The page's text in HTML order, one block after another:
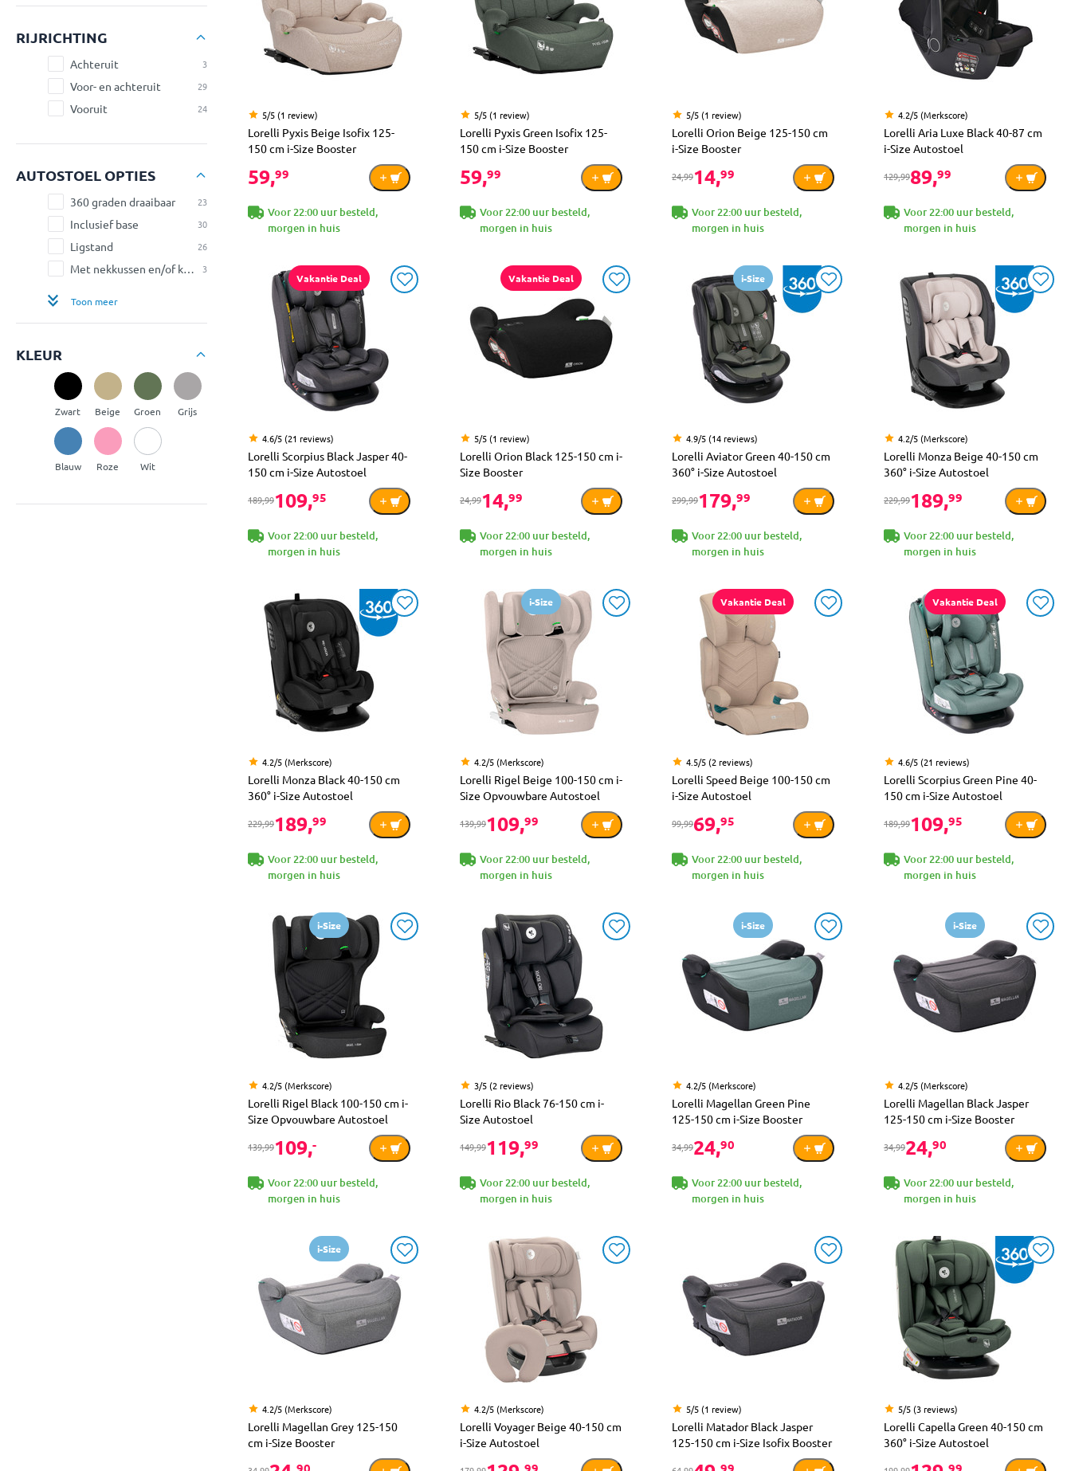
RIJRICHTING
Achteruit 3
Voor- en achteruit 29
Vooruit 24
AUTOSTOEL OPTIES
360 graden draaibaar 23
Inclusief base 30
Ligstand 26
3
Toon meer
KLEUR
Zwart Beige Groen Grijs
Blauw Roze Wit
5/5 (1 review)
Lorelli Pyxis Beige Isofix 125-
150 cm i-Size Booster
59,99
Voor 22:00 uur besteld,
morgen in huis
5/5 (1 review)
Lorelli Pyxis Green Isofix 125-
150 cm i-Size Booster
59,99
Voor 22:00 uur besteld,
morgen in huis
5/5 (1 review)
Lorelli Orion Beige 125-150 cm
i-Size Booster
24,9914,99
Voor 22:00 uur besteld,
morgen in huis
4.2/5 (Merkscore)
Lorelli Aria Luxe Black 40-87 cm
i-Size Autostoel
129,9989,99
Voor 22:00 uur besteld,
morgen in huis
Vakantie Deal
4.6/5 (21 reviews)
Lorelli Scorpius Black Jasper 40-
150 cm i-Size Autostoel
189,99109,95
Voor 22:00 uur besteld,
morgen in huis
Vakantie Deal
5/5 (1 review)
Lorelli Orion Black 125-150 cm i-
Size Booster
24,9914,99
Voor 22:00 uur besteld,
morgen in huis
i-Size
4.9/5 (14 reviews)
Lorelli Aviator Green 40-150 cm
360° i-Size Autostoel
299,99179,99
Voor 22:00 uur besteld,
morgen in huis
4.2/5 (Merkscore)
Lorelli Monza Beige 40-150 cm
360° i-Size Autostoel
229,99189,99
Voor 22:00 uur besteld,
morgen in huis
4.2/5 (Merkscore)
Lorelli Monza Black 40-150 cm
360° i-Size Autostoel
229,99189,99
Voor 22:00 uur besteld,
morgen in huis
i-Size
4.2/5 (Merkscore)
Lorelli Rigel Beige 100-150 cm i-
Size Opvouwbare Autostoel
139,99109,99
Voor 22:00 uur besteld,
morgen in huis
Vakantie Deal
4.5/5 (2 reviews)
Lorelli Speed Beige 100-150 cm
i-Size Autostoel
99,9969,95
Voor 22:00 uur besteld,
morgen in huis
Vakantie Deal
4.6/5 (21 reviews)
Lorelli Scorpius Green Pine 40-
150 cm i-Size Autostoel
189,99109,95
Voor 22:00 uur besteld,
morgen in huis
i-Size
4.2/5 (Merkscore)
Lorelli Rigel Black 100-150 cm i-
Size Opvouwbare Autostoel
139,99109,-
Voor 22:00 uur besteld,
morgen in huis
3/5 (2 reviews)
Lorelli Rio Black 76-150 cm i-
Size Autostoel
149,99119,99
Voor 22:00 uur besteld,
morgen in huis
i-Size
4.2/5 (Merkscore)
Lorelli Magellan Green Pine
125-150 cm i-Size Booster
34,9924,90
Voor 22:00 uur besteld,
morgen in huis
i-Size
4.2/5 (Merkscore)
Lorelli Magellan Black Jasper
125-150 cm i-Size Booster
34,9924,90
Voor 22:00 uur besteld,
morgen in huis
i-Size
4.2/5 (Merkscore)
Lorelli Magellan Grey 125-150
cm i-Size Booster
90
4.2/5 (Merkscore)
Lorelli Voyager Beige 40-150 cm
i-Size Autostoel
99
5/5 (1 review)
Lorelli Matador Black Jasper
125-150 cm i-Size Isofix Booster
99
5/5 (3 reviews)
Lorelli Capella Green 40-150 cm
360° i-Size Autostoel
99